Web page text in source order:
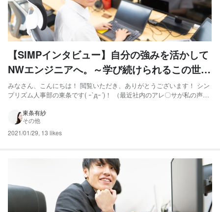
【SIMPインタビュー】自分の強みを活かして
NWエンジニアへ。～学び続けられるこの世界
が楽しい～
みなさん、こんにちは！ 閲覧いただき、ありがとうございます！ シン
プリズム人事部の東条です( ｰ`дｰ´)！ （最近社内のアレ〇サが私の声に
井拓哉さんの紹介です！！ 社内でも資格取得率No１！社内PJ「ゼロワ
ン」のリーダを務める櫻井さん！常に冷...
東条有紗
その他
2021/01/29, 13 likes